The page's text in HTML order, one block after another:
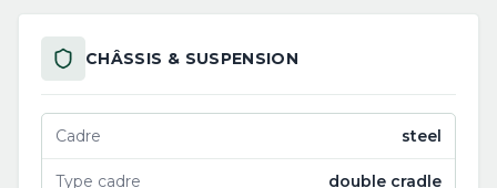
CHÂSSIS & SUSPENSION
Cadre steel
Type cadre double cradle